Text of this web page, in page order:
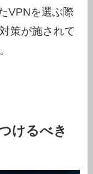
VPNを選ぶ際
策が施されて
けるべき